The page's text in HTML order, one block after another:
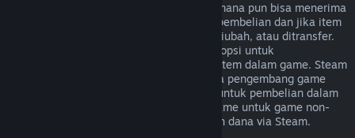
Pembelian dalam game dari game Valve mana pun bisa menerima
pengembalian dana dalam 48 jam sejak pembelian dan jika item
dalam game tersebut belum digunakan, diubah, atau ditransfer.
Pengembang pihak ketiga akan memiliki opsi untuk
mengaktifkan pengembalian dana untuk item dalam game. Steam
akan memberitahumu saat pembelian jika pengembang game
menonaktifkan opsi pengembalian dana untuk pembelian dalam
game. Secara umum, pembelian dalam game untuk game non-
Valve tidak bisa melakukan pengembalian dana via Steam.